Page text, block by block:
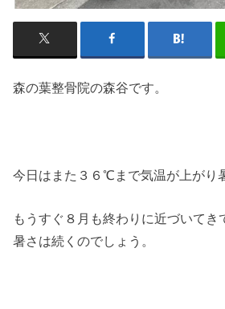
森の葉整骨院の森谷です。
今日はまた３６℃まで気温が上がり
もうすぐ８月も終わりに近づいてき
暑さは続くのでしょう。